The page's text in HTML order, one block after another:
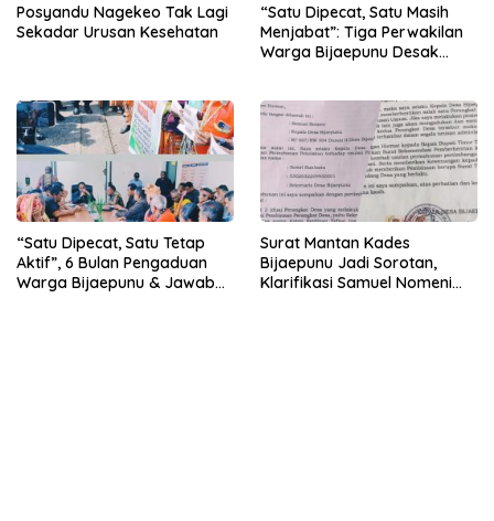
Posyandu Nagekeo Tak Lagi
Sekadar Urusan Kesehatan
“Satu Dipecat, Satu Masih
Menjabat”: Tiga Perwakilan
Warga Bijaepunu Desak
“Satu Dipecat, Satu Tetap
Aktif”, 6 Bulan Pengaduan
Warga Bijaepunu & Jawaban
Surat Mantan Kades
Bijaepunu Jadi Sorotan,
Klarifikasi Samuel Nomeni